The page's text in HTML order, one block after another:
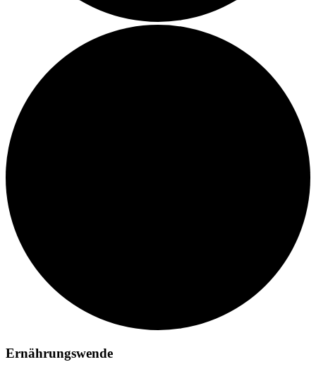
Ernährungswende